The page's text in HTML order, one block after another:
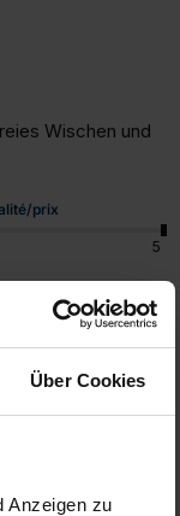
Über Cookies
Anzeigen zu
Wischen und
prix
5